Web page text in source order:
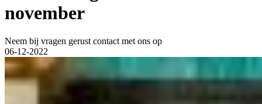
november
Neem bij vragen gerust contact met ons op
06-12-2022